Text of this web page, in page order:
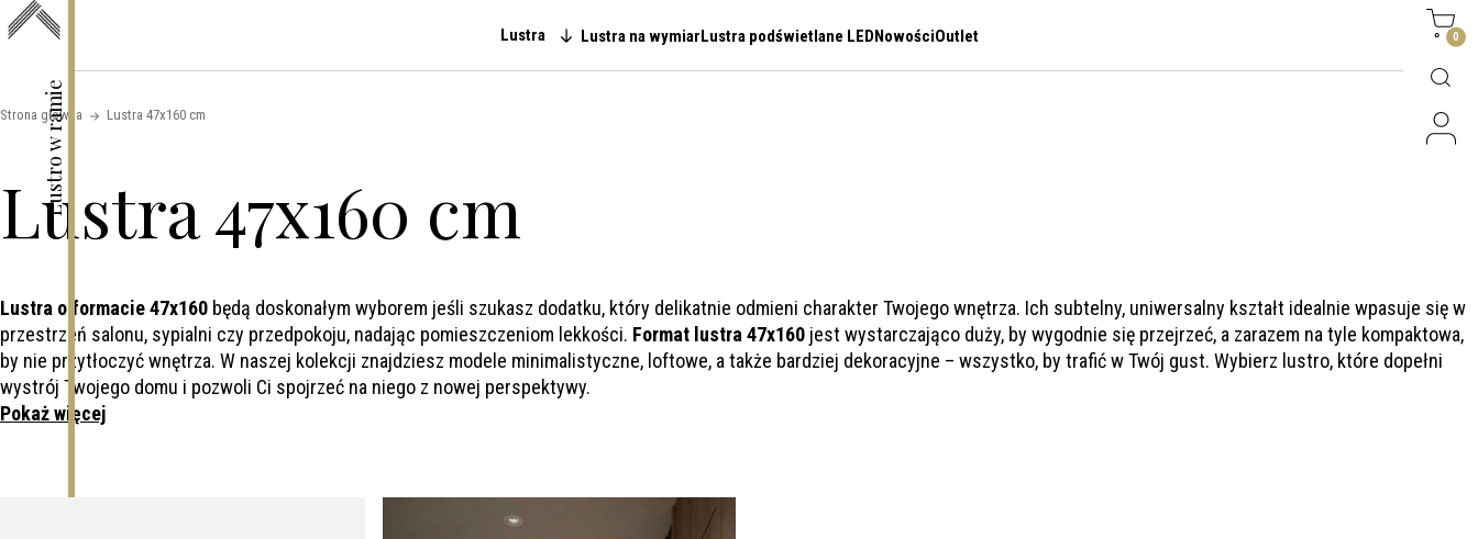
Lustro w ramie
Skip to content
Main navigation
Lustra Lustra na wymiarLustra podświetlane LEDNowościOutlet 0
Strona główna Lustra 47x160 cm
Lustra 47x160 cm
Lustra o formacie 47x160 będą doskonałym wyborem jeśli szukasz dodatku, który delikatnie odmieni charakter Twojego wnętrza. Ich subtelny, uniwersalny kształt idealnie wpasuje się w
przestrzeń salonu, sypialni czy przedpokoju, nadając pomieszczeniom lekkości. Format lustra 47x160 jest wystarczająco duży, by wygodnie się przejrzeć, a zarazem na tyle kompaktowa,
by nie przytłoczyć wnętrza. W naszej kolekcji znajdziesz modele minimalistyczne, loftowe, a także bardziej dekoracyjne – wszystko, by trafić w Twój gust. Wybierz lustro, które dopełni
wystrój Twojego domu i pozwoli Ci spojrzeć na niego z nowej perspektywy.
Pokaż więcej